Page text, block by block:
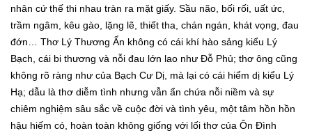
nhân cứ thế thi nhau tràn ra mặt giấy. Sầu não, bối rối, uất ức,
trầm ngâm, kêu gào, lặng lẽ, thiết tha, chán ngán, khát vọng, đau
đớn… Thơ Lý Thương Ẩn không có cái khí hào sảng kiểu Lý
Bạch, cái bi thương và nỗi đau lớn lao như Đỗ Phủ; thơ ông cũng
không rõ ràng như của Bạch Cư Dị, mà lại có cái hiểm dị kiểu Lý
Hạ; dẫu là thơ diễm tình nhưng vẫn ẩn chứa nỗi niềm và sự
chiêm nghiệm sâu sắc về cuộc đời và tình yêu, một tâm hồn hồn
hậu hiếm có, hoàn toàn không giống với lối thơ của Ôn Đình